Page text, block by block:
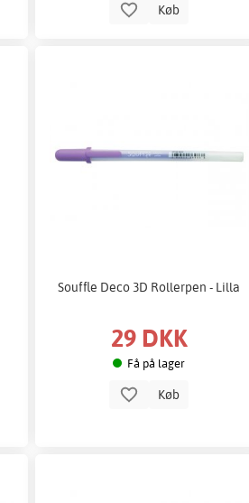
Køb
Souffle Deco 3D Rollerpen - Lilla
29 DKK
Få på lager
Køb